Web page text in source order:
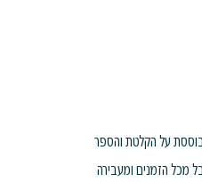
על הקלטת והספר
מכל הזמנים ומעבירה